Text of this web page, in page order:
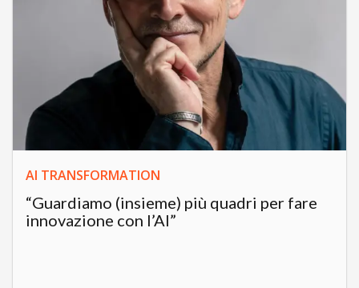
AI TRANSFORMATION
“Guardiamo (insieme) più quadri per fare
innovazione con l’AI”